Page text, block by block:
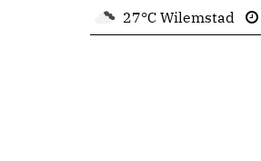
27°C Wilemstad